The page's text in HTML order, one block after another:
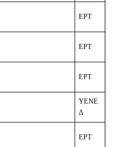
ΕΡΤ
ΕΡΤ
ΕΡΤ
ΥΕΝΕ
Δ
ΕΡΤ